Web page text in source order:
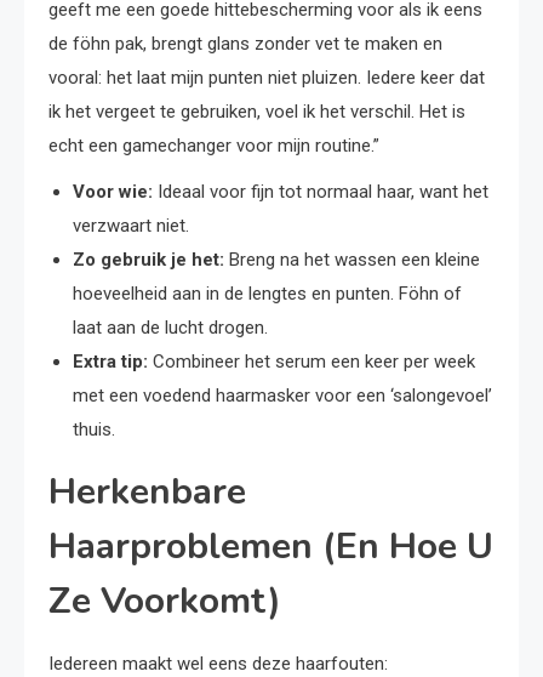
geeft me een goede hittebescherming voor als ik eens
de föhn pak, brengt glans zonder vet te maken en
vooral: het laat mijn punten niet pluizen. Iedere keer dat
ik het vergeet te gebruiken, voel ik het verschil. Het is
echt een gamechanger voor mijn routine.”
Voor wie: Ideaal voor fijn tot normaal haar, want het
verzwaart niet.
Zo gebruik je het: Breng na het wassen een kleine
hoeveelheid aan in de lengtes en punten. Föhn of
laat aan de lucht drogen.
Extra tip: Combineer het serum een keer per week
met een voedend haarmasker voor een ‘salongevoel’
thuis.
Herkenbare
Haarproblemen (En Hoe U
Ze Voorkomt)
Iedereen maakt wel eens deze haarfouten: